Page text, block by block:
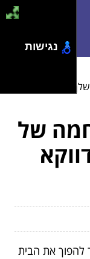
– למה דווקא
של
להפוך את הבית
נגישות